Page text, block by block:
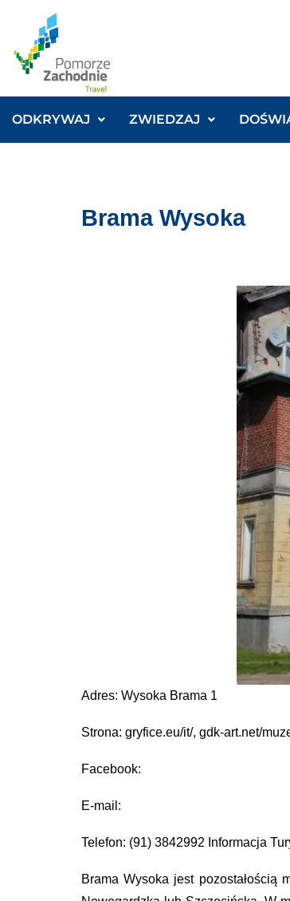
ODKRYWAJ ZWIEDZAJ
Brama Wysoka
Adres: Wysoka Brama 1
Strona: gryfice.eu/it/, gdk-art.net/
Facebook:
E-mail:
Telefon: (91) 3842992 Informacja
Brama Wysoka jest pozostałością